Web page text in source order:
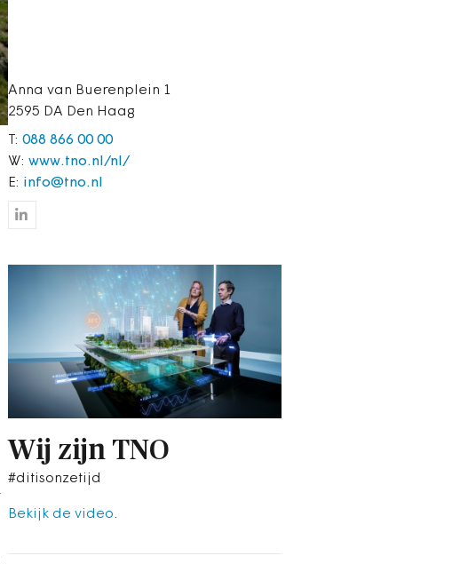
Anna van Buerenplein 1
2595 DA Den Haag
T: 088 866 00 00
W: www.tno.nl/nl/
E: info@tno.nl
Wij zijn TNO
#ditisonzetijd
Bekijk de video.